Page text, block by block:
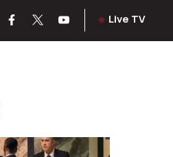
Live TV